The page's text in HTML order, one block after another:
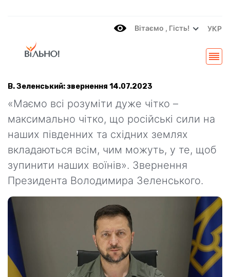
Вітаємo , Гість! УКР
В. Зеленський: звернення 14.07.2023
«Маємо всі розуміти дуже чітко –
максимально чітко, що російські сили на
наших південних та східних землях
вкладаються всім, чим можуть, у те, щоб
зупинити наших воїнів». Звернення
Президента Володимира Зеленського.